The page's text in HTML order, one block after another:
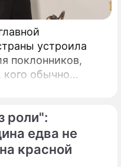
устроила
поклонников,
кого обычно
глаз.
европейскими
с публикой
роскошного
роли":
едва не
красной